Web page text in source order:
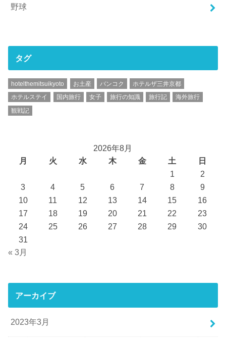
野球
タグ
hotelthemitsuikyoto お土産 バンコク
ホテルザ三井京都
ホテルステイ
国内旅行 女子 旅行の知識 旅行記
海外旅行
観戦記
2026年8月
月
火 水 木 金 土
日
1
2
3
4 5 6 7 8
9
10
11 12 13 14 15
16
17
18 19 20 21 22
23
24
25 26 27 28 29
30
31
« 3月
アーカイブ
2023年3月